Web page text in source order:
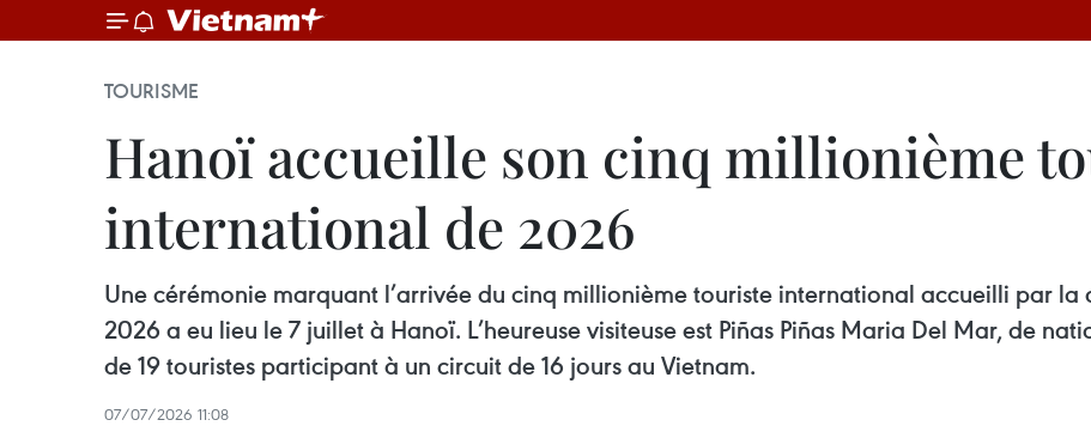
TOURISME
Hanoï accueille son cinq millionième
international de 2026
Une cérémonie marquant l’arrivée du cinq millionième touriste international accueilli par la
2026 a eu lieu le 7 juillet à Hanoï. L’heureuse visiteuse est Piñas Piñas Maria Del Mar, de
de 19 touristes participant à un circuit de 16 jours au Vietnam.
07/07/2026 11:08